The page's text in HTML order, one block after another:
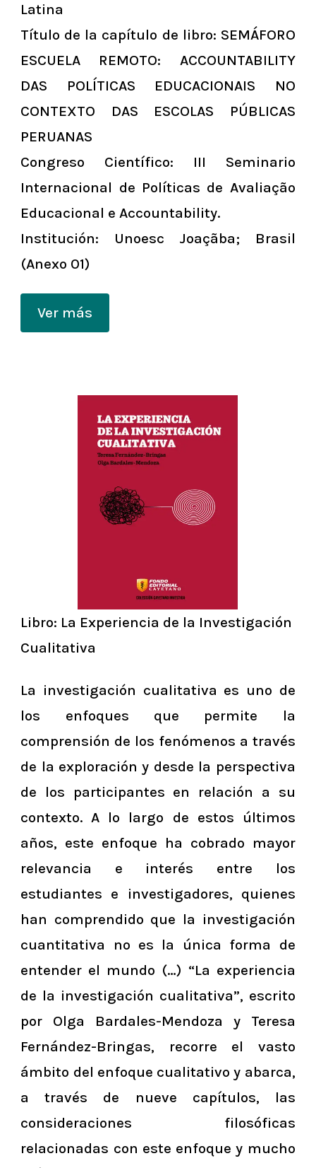
Latina
Título de la capítulo de libro: SEMÁFORO
ESCUELA REMOTO: ACCOUNTABILITY
DAS POLÍTICAS EDUCACIONAIS NO
CONTEXTO DAS ESCOLAS PÚBLICAS
PERUANAS
Congreso Científico: III Seminario
Internacional de Políticas de Avaliação
Educacional e Accountability.
Institución: Unoesc Joaçãba; Brasil
(Anexo 01)
Ver más
Libro: La Experiencia de la Investigación
Cualitativa
La investigación cualitativa es uno de
los enfoques que permite la
comprensión de los fenómenos a través
de la exploración y desde la perspectiva
de los participantes en relación a su
contexto. A lo largo de estos últimos
años, este enfoque ha cobrado mayor
relevancia e interés entre los
estudiantes e investigadores, quienes
han comprendido que la investigación
cuantitativa no es la única forma de
entender el mundo (…) “La experiencia
de la investigación cualitativa”, escrito
por Olga Bardales-Mendoza y Teresa
Fernández-Bringas, recorre el vasto
ámbito del enfoque cualitativo y abarca,
a través de nueve capítulos, las
consideraciones filosóficas
relacionadas con este enfoque y mucho